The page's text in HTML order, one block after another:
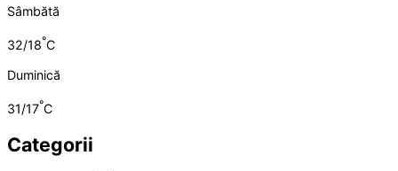
Sâmbătă
32/18°C
Duminică
31/17°C
Categorii